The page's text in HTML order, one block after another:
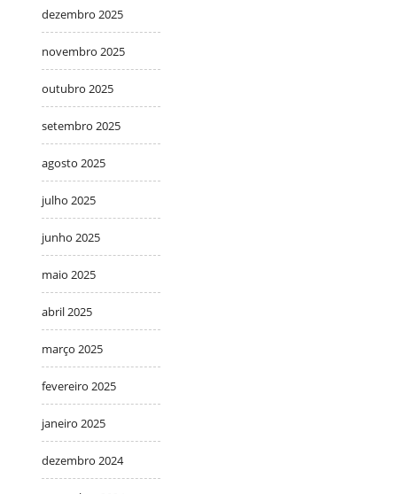
dezembro 2025
novembro 2025
outubro 2025
setembro 2025
agosto 2025
julho 2025
junho 2025
maio 2025
abril 2025
março 2025
fevereiro 2025
janeiro 2025
dezembro 2024